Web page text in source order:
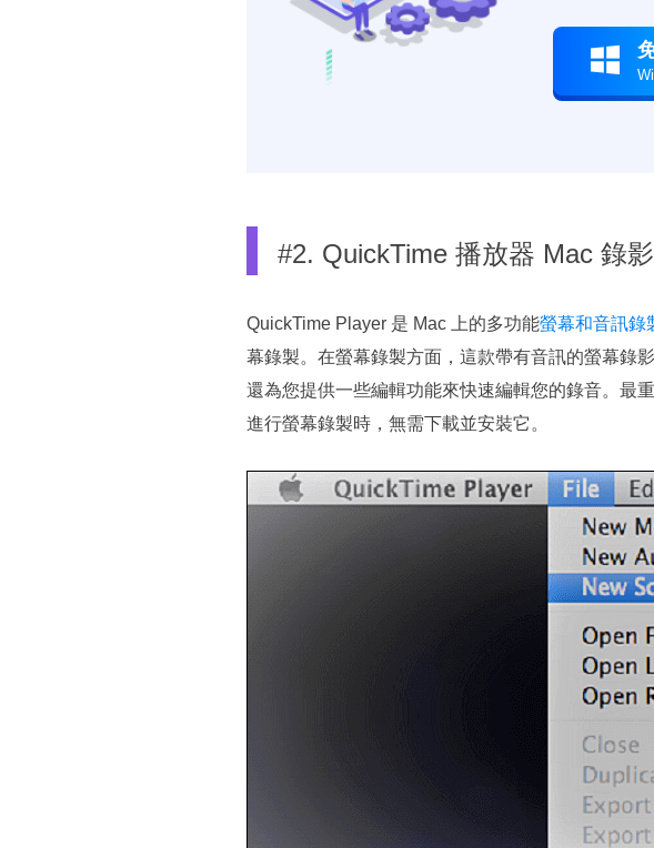

#2. QuickTime 播放器 Mac 錄
QuickTime Player 是 Mac 上的多功能螢幕和音訊錄
幕錄製。在螢幕錄製方面，這款帶有音訊的螢幕錄
還為您提供一些編輯功能來快速編輯您的錄音。最
進行螢幕錄製時，無需下載並安裝它。